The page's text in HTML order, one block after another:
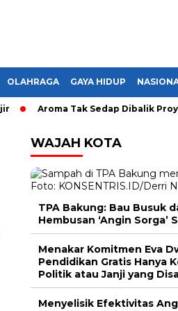
OLAHRAGA GAYA HIDUP
Aroma Tak Sedap Dibalik Proyek
WAJAH KOTA
TPA Bakung: Bau Busuk
Hembusan ‘Angin Sorga’
Menakar Komitmen Eva
Pendidikan Gratis Hanya
Politik atau Janji yang
Menyelisik Efektivitas